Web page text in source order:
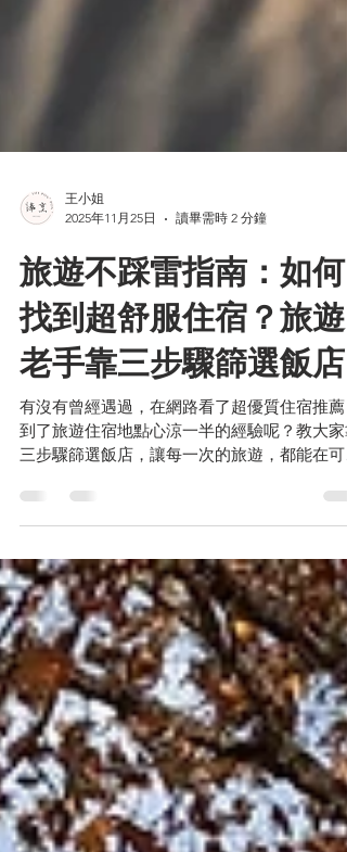
2025年11月25日
讀畢需時 2 分鐘
旅遊不踩雷指南：如何
找到超舒服住宿？旅遊
老手靠三步驟篩選飯店
有沒有曾經遇過，在網路看了超優質住宿推薦
三步驟篩選飯店，讓每一次的旅遊，都能在可
範圍內住超舒服又不踩雷。